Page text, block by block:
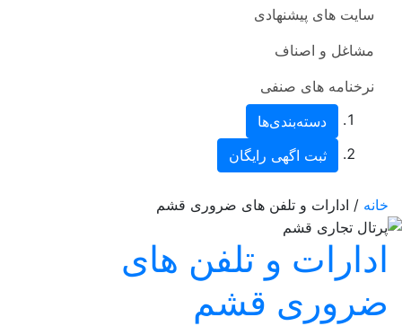
سایت های پیشنهادی
مشاغل و اصناف
نرخنامه های صنفی
دسته‌بندی‌ها
ثبت اگهی رایگان
خانه / ادارات و تلفن های ضروری قشم
ادارات و تلفن های
ضروری قشم